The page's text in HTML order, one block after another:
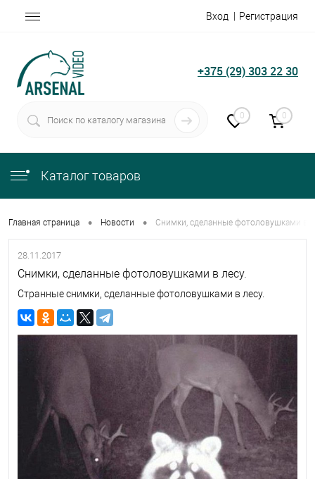
Вход Регистрация
+375 (29) 303 22 30
0 0
Каталог товаров
Главная страница • Новости • Снимки, сделанные фотоловушками в
28.11.2017
Снимки, сделанные фотоловушками в лесу.
Странные снимки, сделанные фотоловушками в лесу.